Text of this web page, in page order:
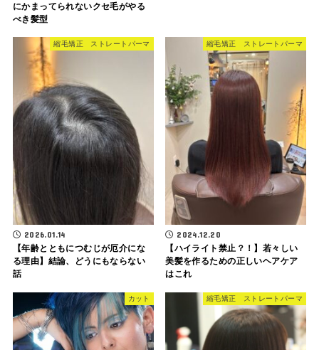
にかまってられないクセ毛がやる
べき髪型
縮毛矯正 ストレートパーマ
2026.01.14
【年齢とともにつむじが厄介にな
る理由】結論、どうにもならない
話
縮毛矯正 ストレートパーマ
2024.12.20
【ハイライト禁止？！】若々しい
美髪を作るための正しいヘアケア
はこれ
カット 縮毛矯正 ストレートパーマ